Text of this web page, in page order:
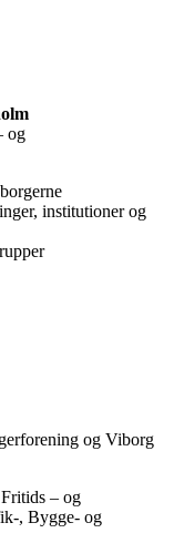
og
institutioner og
og Viborg
– og
, Bygge- og